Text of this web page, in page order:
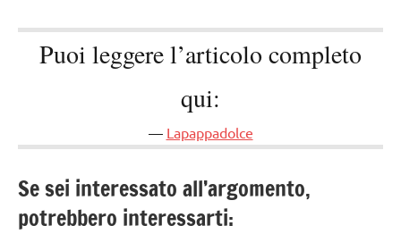
Puoi leggere l’articolo completo
qui:
Lapappadolce
Se sei interessato all’argomento,
potrebbero interessarti: